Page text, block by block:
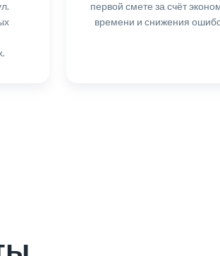
первой смете за счёт
времени и снижения